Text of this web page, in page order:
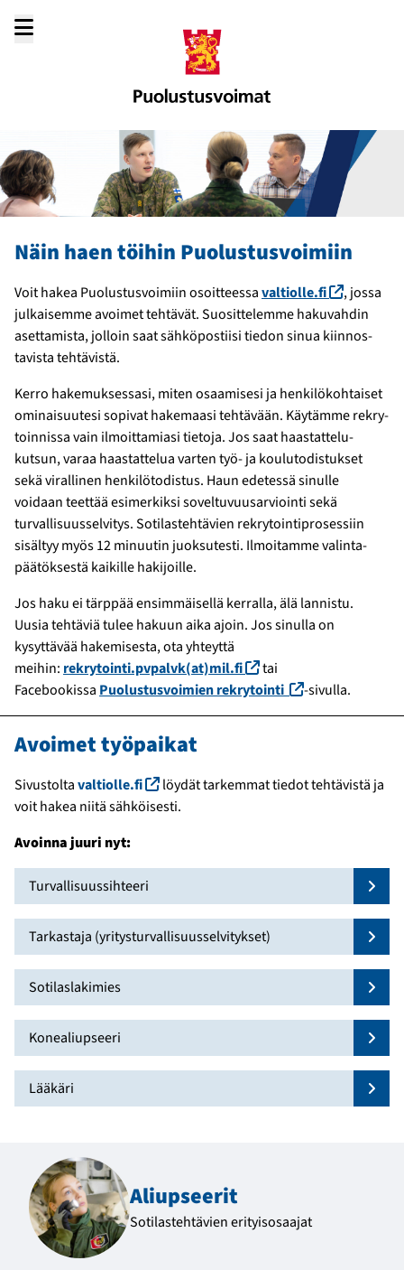
sisältöön
Näin haen töihin Puolustusvoimiin
Voit hakea Puolustus­voimiin osoit­teessavaltiolle.fi (linkki
, jossa
julkaisemme avoimet tehtävät. Suositte­lemme haku­vahdin
asettamista, jolloin saat sähkö­postiisi tiedon sinua kiinnos­
tavista tehtävistä.
Kerro hakemuksessasi, miten osaamisesi ja henkilö­kohtaiset
ominai­suutesi sopivat hakemaasi tehtävään. Käytämme rekry­
toinnissa vain ilmoitta­miasi tietoja. Jos saat haastattelu­
kutsun, varaa haastat­telua varten työ- ja koulu­todistukset
sekä virallinen henkilö­todistus. Haun edetessä sinulle
voidaan teettää esi­merkiksi soveltuvuus­arviointi sekä
turvallisuus­selvitys. Sotilas­tehtävien rekrytointi­prosessiin
sisältyy myös 12 minuutin juoksutesti. Ilmoitamme valinta­
päätöksestä kaikille hakijoille.
Jos haku ei tärppää ensim­mäisellä kerralla, älä lannistu.
Uusia tehtäviä tulee hakuun aika ajoin. Jos sinulla on
kysyttävää hakemisesta, ota yhteyttä
meihin: rekrytointi.pvpalvk(at)mil.fi (linkki avautuu
tai
Facebookissa Puolustusvoimien rekrytointi (linkki avautuu
-sivulla.
Avoimet työpaikat
Sivustoltavaltiolle.fi (linkki avautuu uuteen ikkunaan)
löydät tarkemmat tiedot tehtävistä ja
voit hakea niitä sähköisesti.
Avoinna juuri nyt:
Turvallisuussihteeri
Tarkastaja (yritysturvallisuusselvitykset)
Sotilaslakimies
Konealiupseeri
Lääkäri
Aliupseerit
Sotilastehtävien erityisosaajat